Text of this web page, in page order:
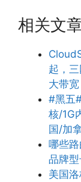
相关文
起，
大带宽
#黑五
核/1G
国/加
哪些
品牌
美国